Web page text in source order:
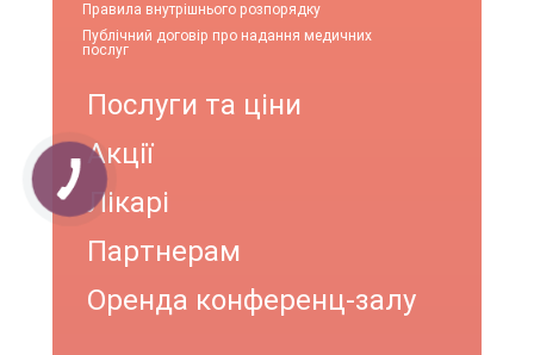
Правила внутрішнього розпорядку
Публічний договір про надання медичних
послуг
Послуги та ціни
Акції
Лікарі
Партнерам
Оренда конференц-залу